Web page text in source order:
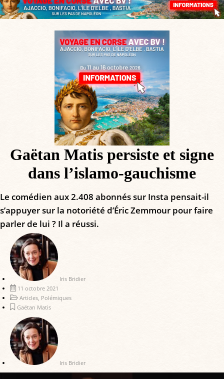
Gaëtan Matis persiste et signe
dans l’islamo-gauchisme
Le comédien aux 2.408 abonnés sur Insta pensait-il
s’appuyer sur la notoriété d’Éric Zemmour pour faire
parler de lui ? Il a réussi.
Iris Bridier
11 octobre 2021
Articles, Polémiques
Gaëtan Matis
Iris Bridier